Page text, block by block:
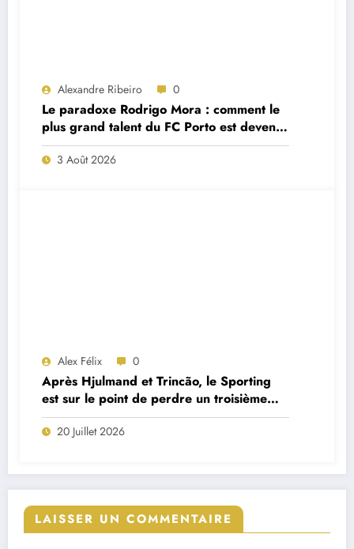
Alexandre Ribeiro 0
Le paradoxe Rodrigo Mora : comment le
plus grand talent du FC Porto est devenu
un remplaçant de luxe
3 Août 2026
Alex Félix 0
Après Hjulmand et Trincão, le Sporting
est sur le point de perdre un troisième
cadre
20 Juillet 2026
LAISSER UN COMMENTAIRE